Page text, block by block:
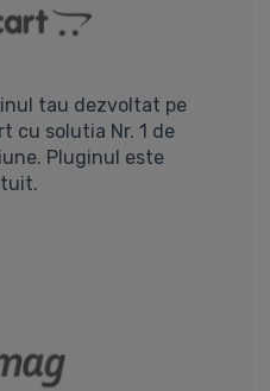
tau dezvoltat pe
cu solutia Nr. 1 de
Pluginul este